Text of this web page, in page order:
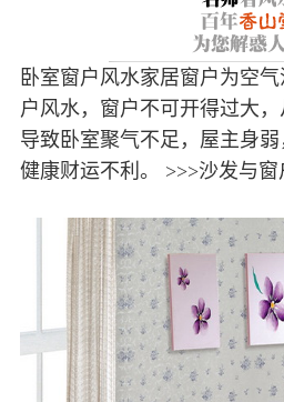
卧室窗户风水家居窗户为空
户风水，窗户不可开得过大
导致卧室聚气不足，屋主身
健康财运不利。 >>>沙发与窗